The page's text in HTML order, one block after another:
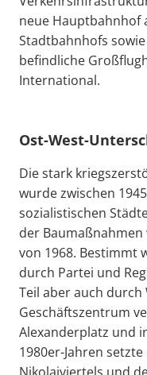
neue Hauptbahnhof
Stadtbahnhofs
befindliche
International.
Ost-West-
Die stark
wurde zwischen
sozialistischen
der
von 1968. Bestimmt
durch Partei und
Teil aber auch
Geschäftszentrum
Alexanderplatz und
1980er-Jahren